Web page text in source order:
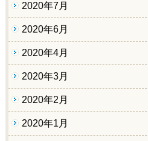
2020年7月
2020年6月
2020年4月
2020年3月
2020年2月
2020年1月